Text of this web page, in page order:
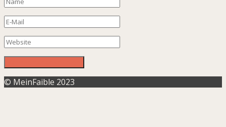
© MeinFaible 2023